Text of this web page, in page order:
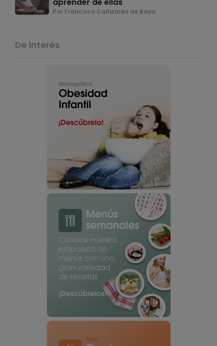
Por Francisco Cañizares de Baya
De interés